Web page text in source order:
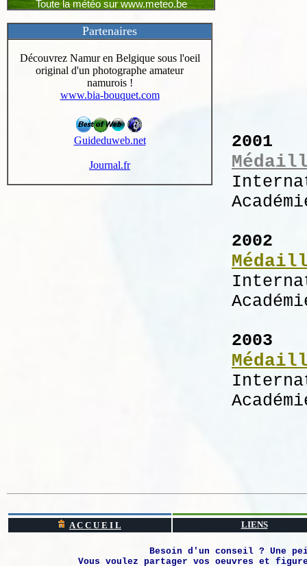
Partenaires
Découvrez Namur en Belgique sous l'oeil
original d'un photographe amateur
namurois !
www.bia-bouquet.com
Guideduweb.net
Journal.fr
2001
2002
2003
A C C U E I L LIENS
Besoin d'un conseil ? Une
Vous voulez partager vos oeuvres et